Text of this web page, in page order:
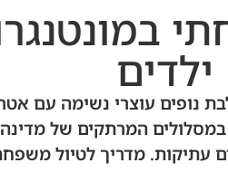
ילדים
נופים עוצרי נשימה עם
המרתקים של
עתיקות. מדריך לטיול